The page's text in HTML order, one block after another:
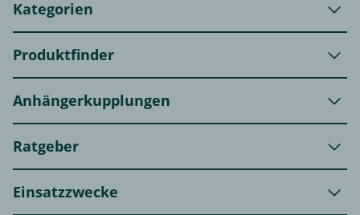
Kategorien
Produktfinder
Anhängerkupplungen
Ratgeber
Einsatzzwecke